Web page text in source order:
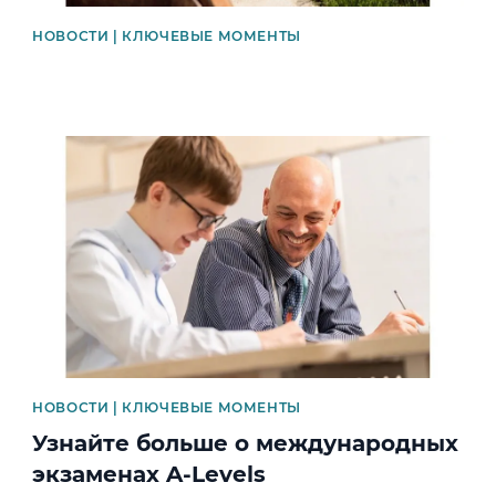
НОВОСТИ | КЛЮЧЕВЫЕ МОМЕНТЫ
News image
НОВОСТИ | КЛЮЧЕВЫЕ МОМЕНТЫ
Узнайте больше о международных
экзаменах A-Levels